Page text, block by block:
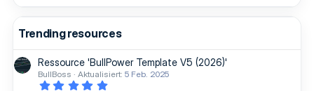
Trending resources
Ressource 'BullPower Template V5 (2026)'
BullBoss Aktualisiert: 5 Feb. 2025
5